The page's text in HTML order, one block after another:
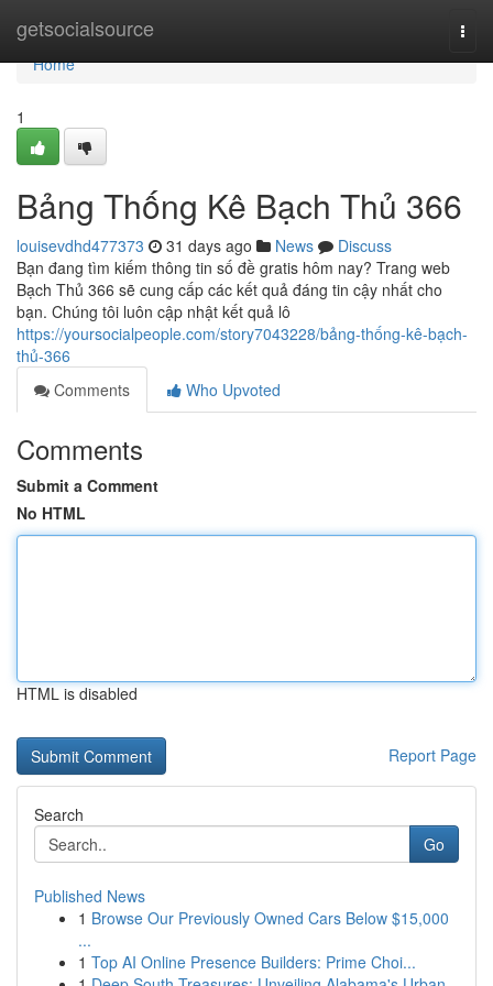
getsocialsource
Home
Home
1
Bảng Thống Kê Bạch Thủ 366
louisevdhd477373 31 days ago News
Discuss
Bạn đang tìm kiếm thông tin số đề gratis hôm nay? Trang web
Bạch Thủ 366 sẽ cung cấp các kết quả đáng tin cậy nhất cho
bạn. Chúng tôi luôn cập nhật kết quả lô
https://yoursocialpeople.com/story7043228/bảng-thống-kê-bạch-
thủ-366
Comments
Who Upvoted
Comments
Submit a Comment
No HTML
HTML is disabled
Report Page
Search
Go
Published News
1 Browse Our Previously Owned Cars Below $15,000
...
1 Top AI Online Presence Builders: Prime Choi...